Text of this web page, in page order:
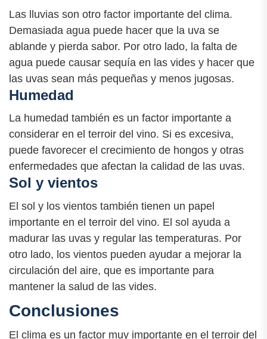
Las lluvias son otro factor importante del clima.
Demasiada agua puede hacer que la uva se
ablande y pierda sabor. Por otro lado, la falta de
agua puede causar sequía en las vides y hacer que
las uvas sean más pequeñas y menos jugosas.
Humedad
La humedad también es un factor importante a
considerar en el terroir del vino. Si es excesiva,
puede favorecer el crecimiento de hongos y otras
enfermedades que afectan la calidad de las uvas.
Sol y vientos
El sol y los vientos también tienen un papel
importante en el terroir del vino. El sol ayuda a
madurar las uvas y regular las temperaturas. Por
otro lado, los vientos pueden ayudar a mejorar la
circulación del aire, que es importante para
mantener la salud de las vides.
Conclusiones
El clima es un factor muy importante en el terroir del